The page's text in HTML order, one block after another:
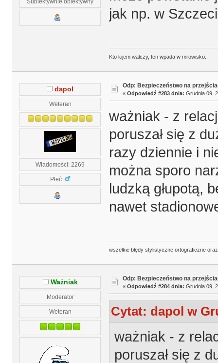
jak np. w
Kto kijem walczy, ten wpada w mrowisko.
dapol
Weteran
Wiadomości: 2269
Płeć:
Odp: Bezpieczeństwo na
« Odpowiedź #283 dnia: Grudnia 09,
ważniak - z
poruszał się z
razy dziennie i
można sporo
ludzką głupotą,
nawet
wszelkie błędy stylistyczne ortograficzne
Ważniak
Moderator
Weteran
Odp: Bezpieczeństwo na
« Odpowiedź #284 dnia: Grudnia 09,
Cytat: dapol w
ważniak - z
poruszał się z